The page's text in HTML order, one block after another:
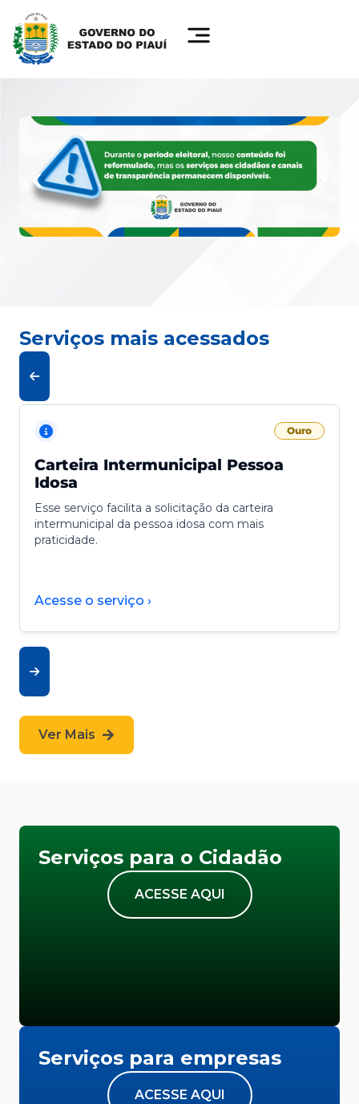
Serviços mais acessados
Ouro
Carteira Intermunicipal Pessoa
Idosa
Esse serviço facilita a solicitação da carteira
intermunicipal da pessoa idosa com mais
praticidade.
Acesse o serviço ›
Ver Mais
Serviços para o Cidadão
ACESSE AQUI
Serviços para empresas
ACESSE AQUI